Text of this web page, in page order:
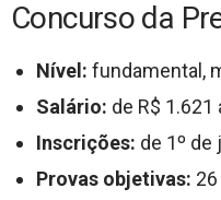
Concurso da
Nível: fundamental,
Salário: de R$ 1.621
Inscrições: de 1º de
Provas objetivas: